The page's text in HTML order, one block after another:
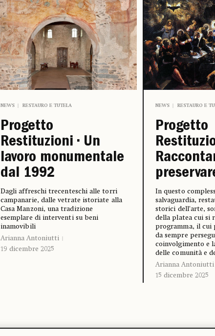
NEWS RESTAURO E TUTELA
Progetto
Restituzioni • Un
lavoro monumentale
dal 1992
Dagli affreschi trecenteschi alle torri
campanarie, dalle vetrate istoriate alla
Casa Manzoni, una tradizione
esemplare di interventi su beni
inamovibili
Arianna Antoniutti
19 dicembre 2025
NEWS RESTAURO E
Progetto
In questo
salvaguardia,
storici dell’arte,
della platea cui si
programma, il cui
da sempre
coinvolgimento e
delle comunità e
Arianna Antoniutti
15 dicembre 2025